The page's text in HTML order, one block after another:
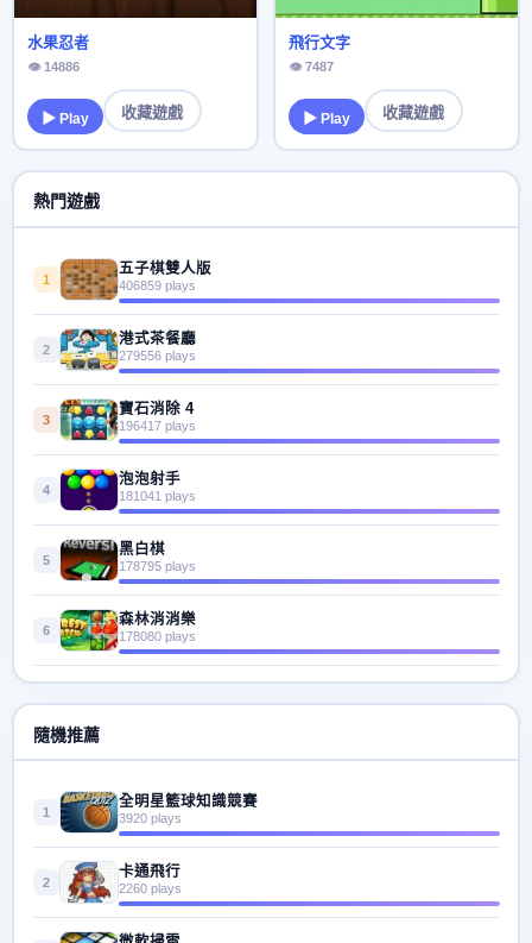
水果忍者
👁 14886
▶ Play 收藏遊戲
飛行文字
👁 7487
▶ Play 收藏遊戲
熱門遊戲
1
五子棋雙人版
406859 plays
2
港式茶餐廳
279556 plays
3
寶石消除 4
196417 plays
4
泡泡射手
181041 plays
5
黑白棋
178795 plays
6
森林消消樂
178080 plays
隨機推薦
1
全明星籃球知識競賽
3920 plays
2
卡通飛行
2260 plays